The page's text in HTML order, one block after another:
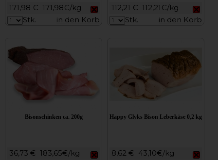
171,98 € 171,98€/kg
Stk.
in den Korb
112,21 € 112,21€/kg
Stk.
in den Korb
Bisonschinken ca. 200g
36,73 € 183,65€/kg
Happy Glyks Bison Leberkäse 0,2 kg
8,62 € 43,10€/kg